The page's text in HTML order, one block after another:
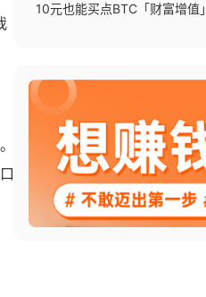
10元也能买点BTC「财富增值」